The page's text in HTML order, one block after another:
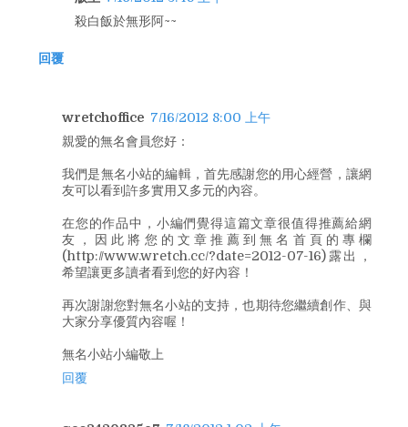
殺白飯於無形阿~~
回覆
wretchoffice 7/16/2012 8:00 上午
親愛的無名會員您好：
我們是無名小站的編輯，首先感謝您的用心經營，讓網
友可以看到許多實用又多元的內容。
在您的作品中，小編們覺得這篇文章很值得推薦給網
友，因此將您的文章推薦到無名首頁的專欄
(http://www.wretch.cc/?date=2012-07-16)露出，
希望讓更多讀者看到您的好內容！
再次謝謝您對無名小站的支持，也期待您繼續創作、與
大家分享優質內容喔！
無名小站小編敬上
回覆